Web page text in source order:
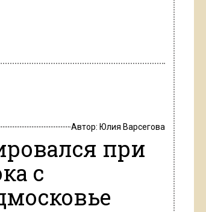
Автор: Юлия Варсегова
при
с